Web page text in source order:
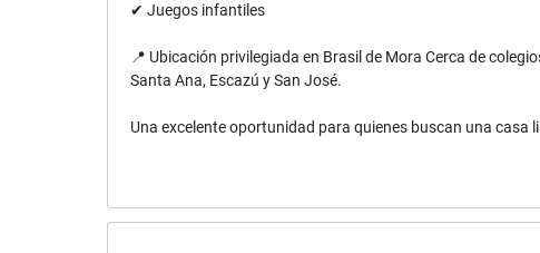
✔ Juegos infantiles
📍 Ubicación privilegiada en Brasil de Mora Cerca de
Santa Ana, Escazú y San José.
Una excelente oportunidad para quienes buscan una